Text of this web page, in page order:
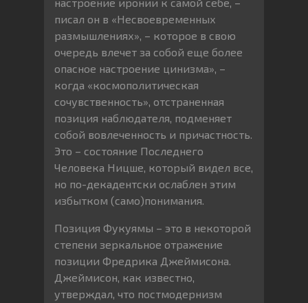
писал он в «Несвоевременных
размышлениях», – которое в свою
очередь влечет за собой еще более
опасное настроение цинизма», –
когда «космополитическая
сочувственность», отстраненная
позиция наблюдателя, подменяет
собой вовлеченность и причастность.
Это – состояние Последнего
Человека Ницше, который видел все,
но по-декадентски ослаблен этим
избытком (само)понимания.
Позиция Фукуямы – это в некоторой
степени зеркальное отражение
позиции Фредрика Джеймисона.
Джеймисон, как известно,
утверждал, что постмодернизм